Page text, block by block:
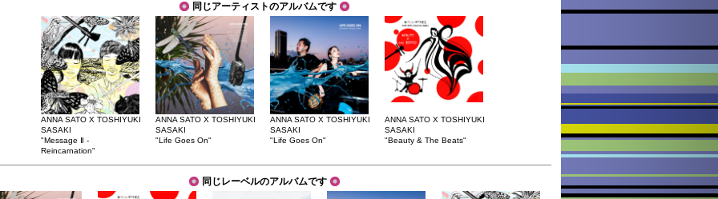
同じアーティストのアルバムです
ANNA SATO X TOSHIYUKI
SASAKI
"Message Ⅱ -
Reincarnation"
ANNA SATO X TOSHIYUKI
SASAKI
"Life Goes On"
ANNA SATO X TOSHIYUKI
SASAKI
"Life Goes On"
ANNA SATO X TOSHIYUKI
SASAKI
"Beauty & The Beats"
同じレーベルのアルバムです